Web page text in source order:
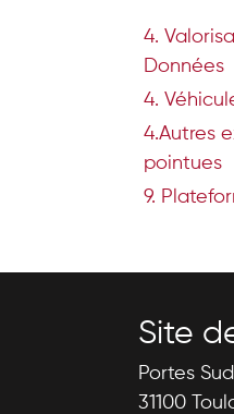
4.
Données
4.
4.Autres
pointues
9.
Site
Portes
31100